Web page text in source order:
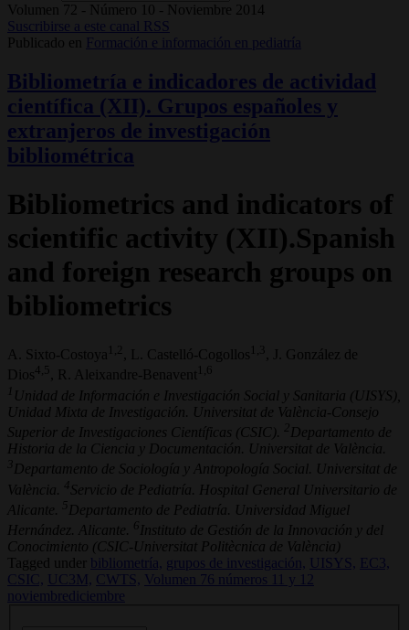
Volumen 72 - Número 10 - Noviembre 2014
Suscribirse a este canal RSS
Publicado en
Formación e información en pediatría
Bibliometría e indicadores de actividad
científica (XII). Grupos españoles y
extranjeros de investigación
bibliométrica
Bibliometrics and indicators of
scientific activity (XII).Spanish
and foreign research groups on
bibliometrics
A. Sixto-Costoya 1,2 , L. Castelló-Cogollos 1,3
, J. González de
Dios4,5 , R. Aleixandre-Benavent 1,6
1 Unidad de Información e Investigación Social y Sanitaria (UISYS),
Unidad Mixta de Investigación. Universitat de València-Consejo
Superior de Investigaciones Científicas (CSIC).
2 Departamento de
Historia de la Ciencia y Documentación. Universitat de València.
3 Departamento de Sociología y Antropología Social. Universitat de
València.
4 Servicio de Pediatría. Hospital General Universitario de
Alicante. 5 Departamento de Pediatría. Universidad Miguel
Hernández. Alicante. 6 Instituto de Gestión de la Innovación y del
Conocimiento (CSIC-Universitat Politècnica de València)
Tagged under
bibliometría, grupos de investigación, UISYS,
EC3,
CSIC,
UC3M, CWTS,
Volumen 76 números 11 y 12
noviembrediciembre